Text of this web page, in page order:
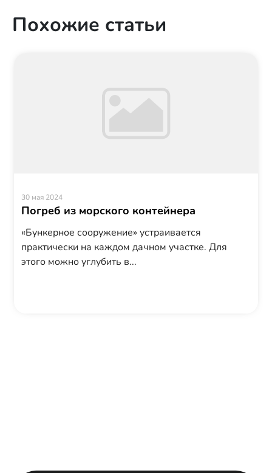
Похожие статьи
30 мая 2024
Погреб из морского контейнера
«Бункерное сооружение» устраивается
практически на каждом дачном участке. Для
этого можно углубить в...